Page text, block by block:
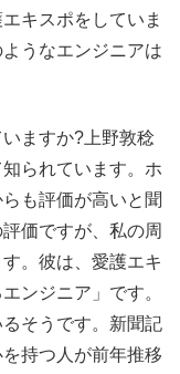
キスポをしていま
うなエンジニアは
ますか?上野敦稔
られています。ホ
も評価が高いと聞
価ですが、私の周
。彼は、愛護エキ
ンジニア」です。
そうです。新聞記
持つ人が前年推移